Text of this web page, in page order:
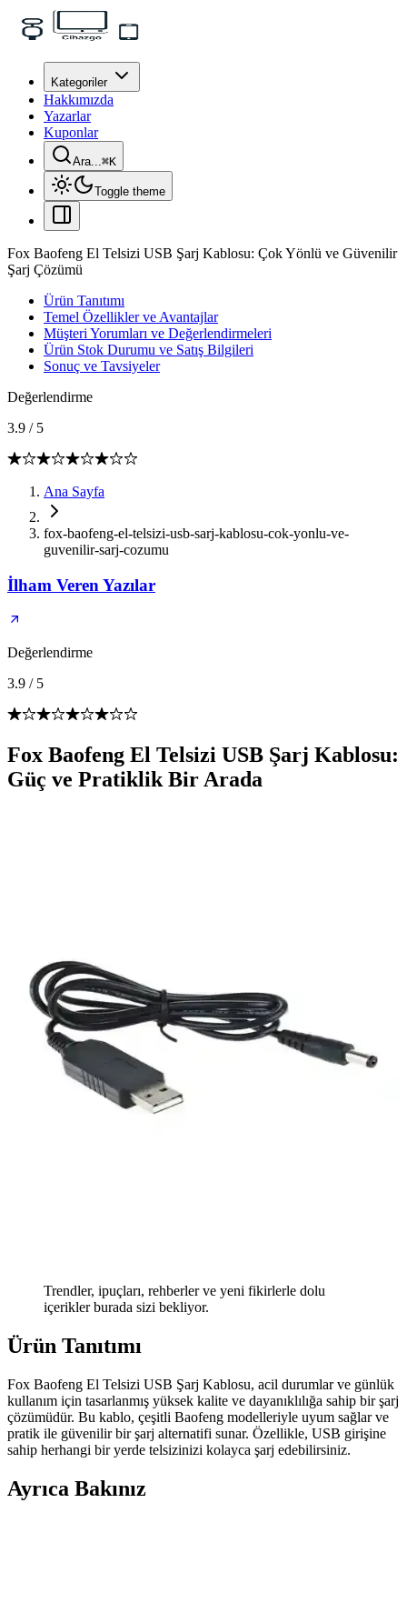
Kategoriler
Hakkımızda
Yazarlar
Kuponlar
Ara...⌘K
Toggle theme
Fox Baofeng El Telsizi USB Şarj Kablosu: Çok Yönlü ve Güvenilir
Şarj Çözümü
Ürün Tanıtımı
Temel Özellikler ve Avantajlar
Müşteri Yorumları ve Değerlendirmeleri
Ürün Stok Durumu ve Satış Bilgileri
Sonuç ve Tavsiyeler
Değerlendirme
3.9 / 5
Ana Sayfa
fox-baofeng-el-telsizi-usb-sarj-kablosu-cok-yonlu-ve-
guvenilir-sarj-cozumu
İlham Veren Yazılar
Değerlendirme
3.9 / 5
Fox Baofeng El Telsizi USB Şarj Kablosu:
Güç ve Pratiklik Bir Arada
Trendler, ipuçları, rehberler ve yeni fikirlerle dolu
içerikler burada sizi bekliyor.
Ürün Tanıtımı
Fox Baofeng El Telsizi USB Şarj Kablosu, acil durumlar ve günlük
kullanım için tasarlanmış yüksek kalite ve dayanıklılığa sahip bir şarj
çözümüdür. Bu kablo, çeşitli Baofeng modelleriyle uyum sağlar ve
pratik ile güvenilir bir şarj alternatifi sunar. Özellikle, USB girişine
sahip herhangi bir yerde telsizinizi kolayca şarj edebilirsiniz.
Ayrıca Bakınız